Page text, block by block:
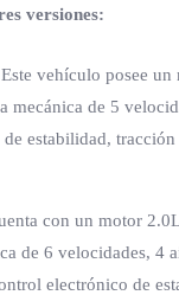
versiones:
vehículo posee
mecánica de 5
estabilidad,
con un motor
de 6 velocidades, 4
electrónico de